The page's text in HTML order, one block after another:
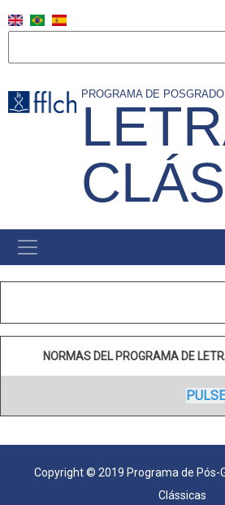
to
PROGRAMA DE
NAVEGAÇÃO
PRINCIPAL
(ESPANHOL)
NORMAS DEL PROGRAMA DE
Copyright © 2019 Programa de Pós-
Clássicas